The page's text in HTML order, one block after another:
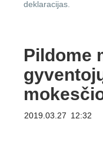
deklaracijas.
Pildome
2019.03.27 12:32